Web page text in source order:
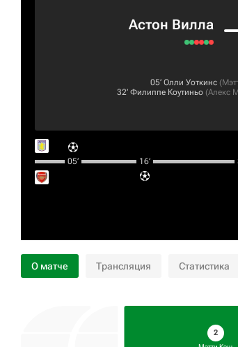
Астон Вилла
05‎’‎ Олли Уоткинс (
32‎’‎ Филиппе Коутиньо (Алекс
05‎’‎ 16‎’‎
О матче Трансляция Статистика
2